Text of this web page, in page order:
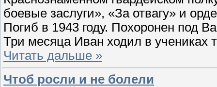
боевые заслуги», «За отвагу» и
Погиб в 1943 году. Похоронен под
Три месяца Иван ходил в учениках
Читать дальше »
Чтоб росли и не болели